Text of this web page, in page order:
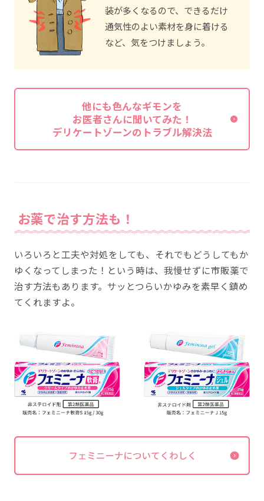
装が多くなるので、できるだけ
通気性のよい素材を身に着ける
など、気をつけましょう。
他にも色んなギモンを
お医者さんに聞いてみた！
デリケートゾーンのトラブル解決法
お薬で治す方法も！
いろいろと工夫や対処をしても、それでもどうしてもか
ゆくなってしまった！という時は、我慢せずに市販薬で
治す方法もあります。サッとつらいかゆみを素早く鎮め
てくれますよ。